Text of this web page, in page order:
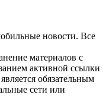
новости. Все
материалов с
активной ссылки
обязательным
сети или